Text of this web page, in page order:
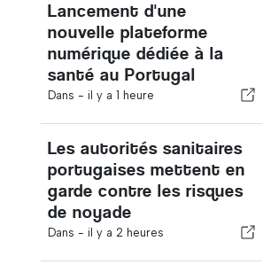
Lancement d'une
nouvelle plateforme
numérique dédiée à la
santé au Portugal
Dans - il y a 1 heure
Les autorités sanitaires
portugaises mettent en
garde contre les risques
de noyade
Dans - il y a 2 heures